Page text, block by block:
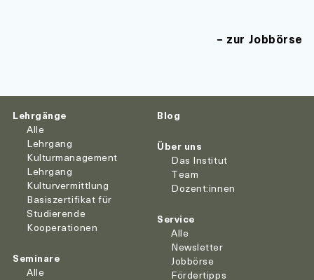
zur Jobbörse
Lehrgänge
Alle
Lehrgang
Kulturmanagement
Lehrgang
Kulturvermittlung
Basiszertifikat für
Studierende
Kooperationen
Seminare
Alle
Blog
Über uns
Das Institut
Team
Dozent:innen
Service
Alle
Newsletter
Jobbörse
Fördertipps